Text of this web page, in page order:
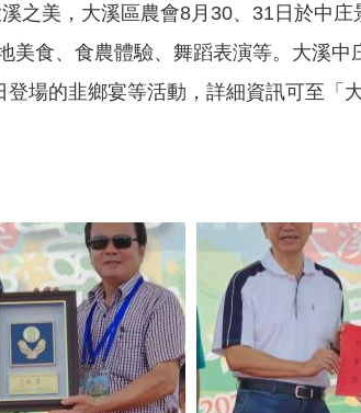
之美，大溪區農會8月30、31日於中
食、食農體驗、舞蹈表演等。大溪
場的韭鄉宴等活動，詳細資訊可至「